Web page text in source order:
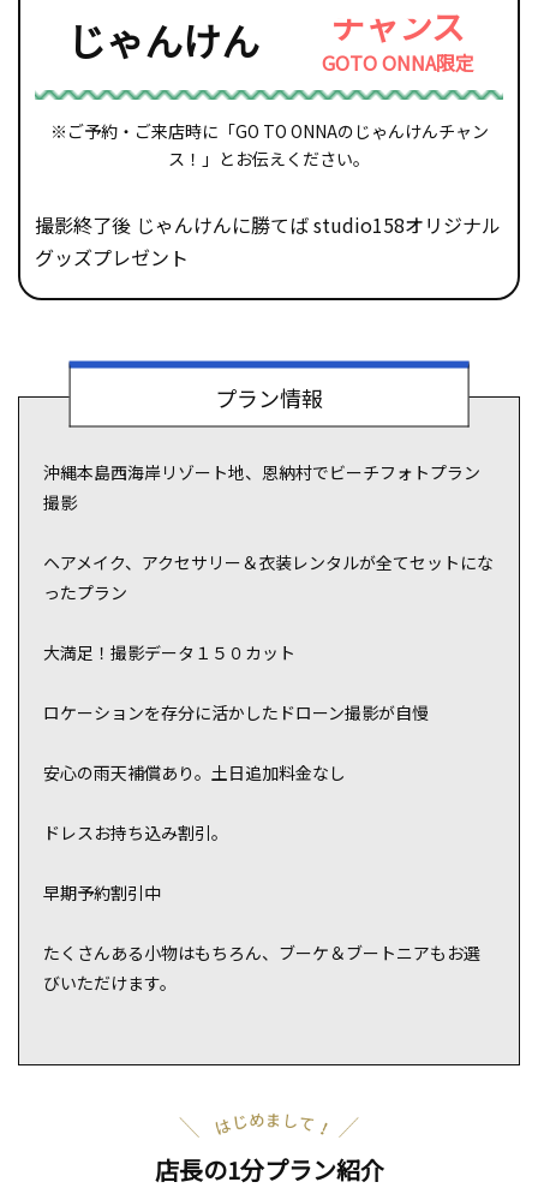
ィックな時を過ごしたいふ
SNS映えする撮影スポット
も楽しい！
じゃんけん チャンス
GOTO ONNA限定
※ご予約・ご来店時に「GO TO ONNAのじゃんけんチャン
ス！」とお伝えください。
撮影終了後 じゃんけんに勝てば studio158オリジナル
グッズプレゼント
プラン情報
沖縄本島西海岸リゾート地、恩納村でビーチフォトプラン
撮影
ヘアメイク、アクセサリー＆衣装レンタルが全てセットにな
ったプラン
大満足！撮影データ１５０カット
ロケーションを存分に活かしたドローン撮影が自慢
安心の雨天補償あり。土日追加料金なし
ドレスお持ち込み割引。
早期予約割引中
たくさんある小物はもちろん、ブーケ＆ブートニアもお選
びいただけます。
店長の1分プラン紹介